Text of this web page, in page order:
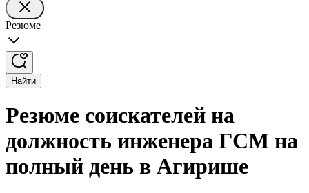
Резюме
Найти
Резюме соискателей на
должность инженера ГСМ на
полный день в Агирише